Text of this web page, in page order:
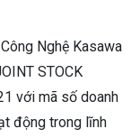
Nghệ Kasawa
STOCK
với mã số doanh
động trong lĩnh